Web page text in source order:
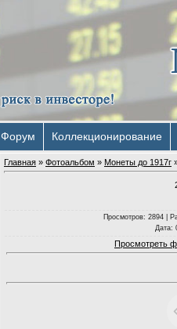
Форум Коллекционирование
Главная » Фотоальбом » Монеты до 1917г
Просмотров: 2894 |
Дата:
Просмотреть